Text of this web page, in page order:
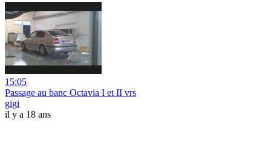
15:05
Passage au banc Octavia I et II vrs
gigi
il y a 18 ans